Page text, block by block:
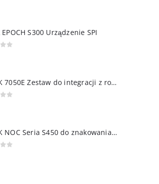
S300 Urządzenie SPI
QUICK 7050E Zestaw do integracji z robotem
QUICK NOC Seria S450 do znakowania PCB